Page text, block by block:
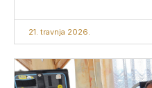
21. travnja 2026.